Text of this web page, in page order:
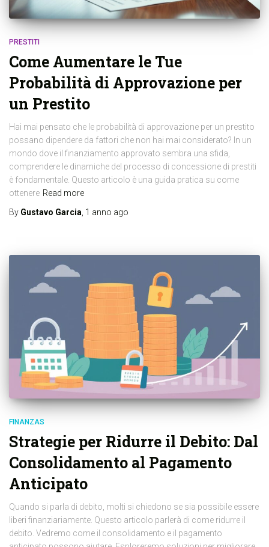
PRESTITI
Come Aumentare le Tue
Probabilità di Approvazione per
un Prestito
Hai mai pensato che le probabilità di approvazione per un prestito
possano dipendere da fattori che non hai mai considerato? In un
mondo dove il finanziamento approvato sembra una sfida,
comprendere le dinamiche del processo di concessione di prestiti
è fondamentale. Questo articolo è una guida pratica su come
ottenere Read more
By Gustavo Garcia 1 anno ago
FINANZAS
Strategie per Ridurre il Debito: Dal
Consolidamento al Pagamento
Anticipato
Quando si parla di debito, molti si chiedono se sia possibile essere
liberi finanziariamente. Questo articolo parlerà di come ridurre il
debito. Vedremo come il consolidamento e il pagamento